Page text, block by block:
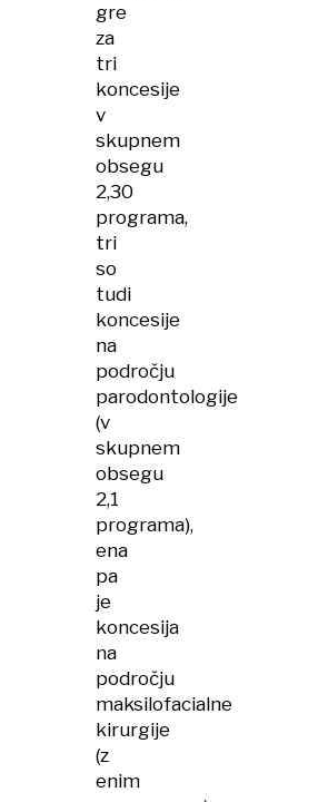
gre
za
tri
koncesije
v
skupnem
obsegu
2,30
programa,
tri
so
tudi
koncesije
na
področju
parodontologije
(v
skupnem
obsegu
2,1
programa),
ena
pa
je
koncesija
na
področju
maksilofacialne
kirurgije
(z
enim